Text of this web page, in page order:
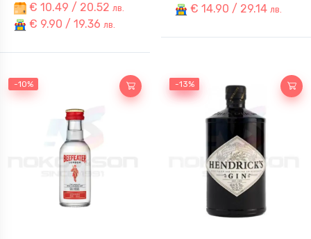
€ 10.49 / 20.52 лв.
€ 9.90 / 19.36 лв.
€ 14.90 / 29.14 лв.
-10% -13%
-13%